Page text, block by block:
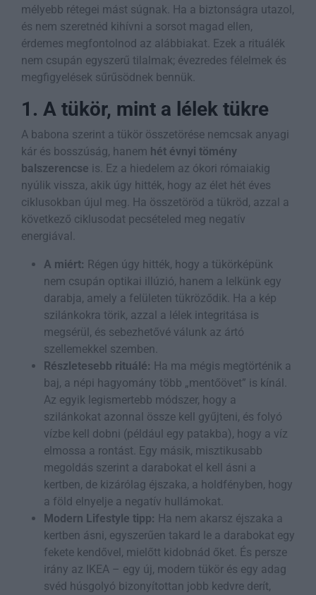
mélyebb rétegei mást súgnak. Ha a biztonságra utazol,
és nem szeretnéd kihívni a sorsot magad ellen,
érdemes megfontolnod az alábbiakat. Ezek a rituálék
nem csupán egyszerű tilalmak; évezredes félelmek és
megfigyelések sűrűsödnek bennük.
1. A tükör, mint a lélek tükre
A babona szerint a tükör összetörése nemcsak anyagi
kár és bosszúság, hanem hét évnyi tömény
balszerencse is. Ez a hiedelem az ókori rómaiakig
nyúlik vissza, akik úgy hitték, hogy az élet hét éves
ciklusokban újul meg. Ha összetöröd a tükröd, azzal a
következő ciklusodat pecsételed meg negatív
energiával.
A miért: Régen úgy hitték, hogy a tükörképünk
nem csupán optikai illúzió, hanem a lelkünk egy
darabja, amely a felületen tükröződik. Ha a kép
szilánkokra törik, azzal a lélek integritása is
megsérül, és sebezhetővé válunk az ártó
szellemekkel szemben.
Részletesebb rituálé: Ha ma mégis megtörténik a
baj, a népi hagyomány több „mentőövet” is kínál.
Az egyik legismertebb módszer, hogy a
szilánkokat azonnal össze kell gyűjteni, és folyó
vízbe kell dobni (például egy patakba), hogy a víz
elmossa a rontást. Egy másik, misztikusabb
megoldás szerint a darabokat el kell ásni a
kertben, de kizárólag éjszaka, a holdfényben, hogy
a föld elnyelje a negatív hullámokat.
Modern Lifestyle tipp: Ha nem akarsz éjszaka a
kertben ásni, egyszerűen takard le a darabokat egy
fekete kendővel, mielőtt kidobnád őket. És persze
irány az IKEA – egy új, modern tükör és egy adag
svéd húsgolyó bizonyítottan jobb kedvre derít,